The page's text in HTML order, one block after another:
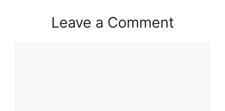
Leave a Comment